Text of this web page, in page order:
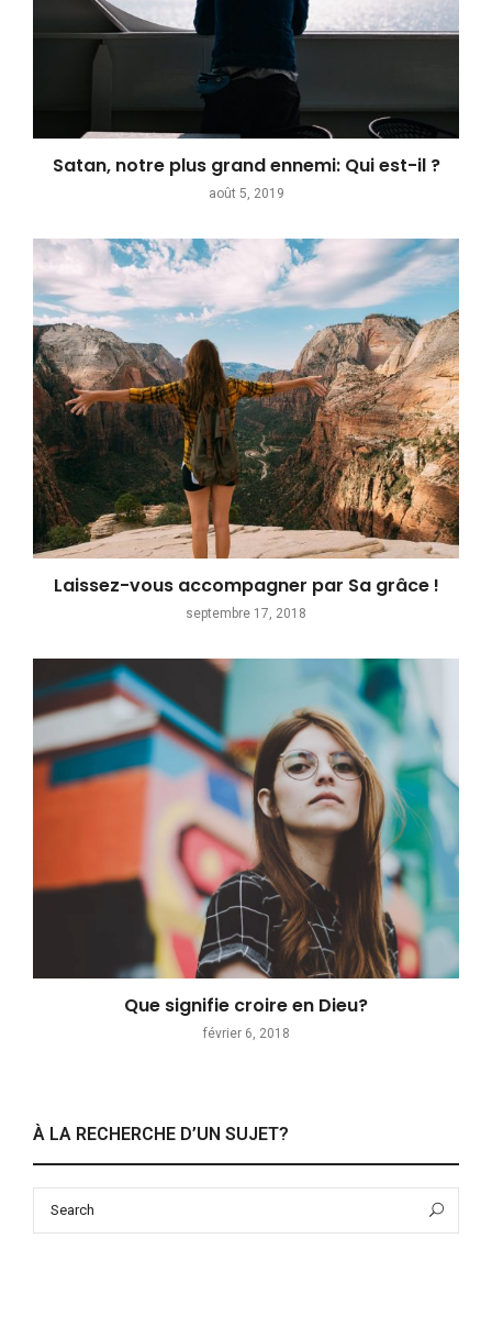
Satan, notre plus grand ennemi: Qui est-il ?
août 5, 2019
Laissez-vous accompagner par Sa grâce !
septembre 17, 2018
Que signifie croire en Dieu?
février 6, 2018
À LA RECHERCHE D’UN SUJET?